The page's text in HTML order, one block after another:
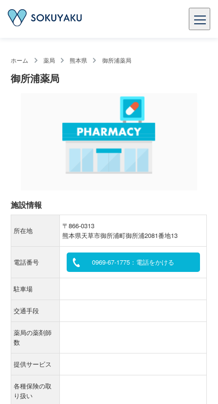
ホーム 薬局 熊本県 御所浦薬局
御所浦薬局
施設情報
所在地
〒866-0313
熊本県天草市御所浦町御所浦2081番地13
電話番号 0969-67-1775：電話をかける
駐車場
交通手段
薬局の薬剤師
数
提供サービス
各種保険の取
り扱い